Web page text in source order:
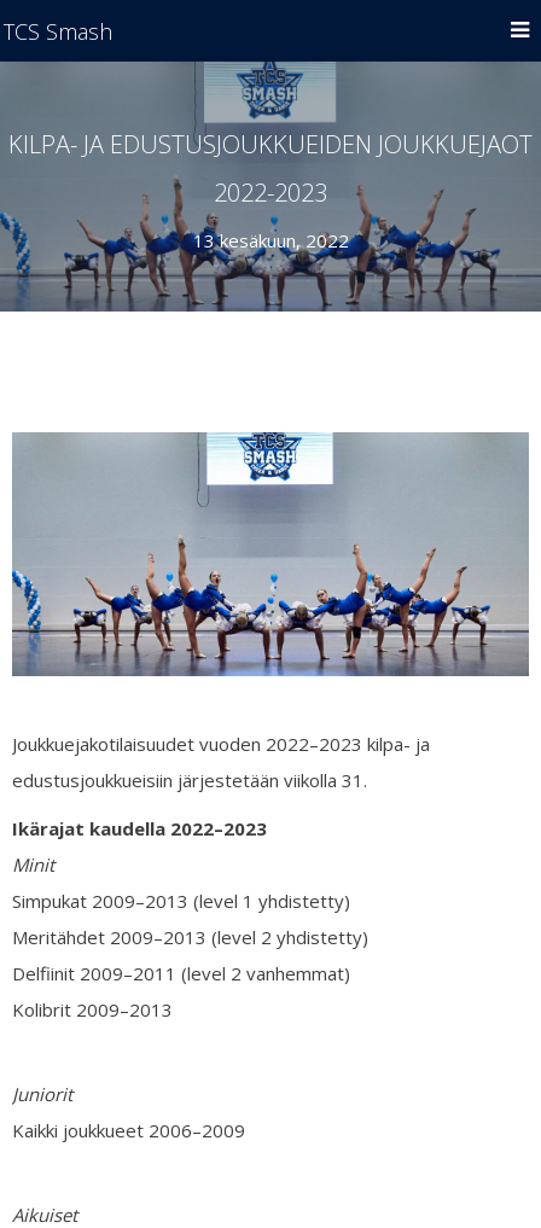
KILPA- JA EDUSTUSJOUKKUEIDEN JOUKKUEJAOT
2022-2023
13 kesäkuun, 2022
Joukkuejakotilaisuudet vuoden 2022–2023 kilpa- ja
edustusjoukkueisiin järjestetään viikolla 31.
Ikärajat kaudella 2022–2023
Minit
Simpukat 2009–2013 (level 1 yhdistetty)
Meritähdet 2009–2013 (level 2 yhdistetty)
Delfiinit 2009–2011 (level 2 vanhemmat)
Kolibrit 2009–2013
Juniorit
Kaikki joukkueet 2006–2009
Aikuiset
TCS Smash